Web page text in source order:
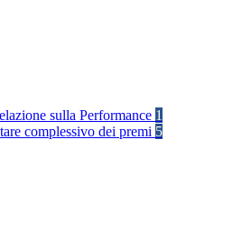
sulla Performance 1
complessivo dei premi 5